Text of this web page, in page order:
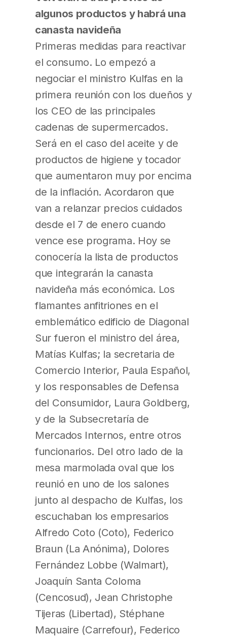
algunos productos y habrá una
canasta navideña
Primeras medidas para reactivar
el consumo. Lo empezó a
negociar el ministro Kulfas en la
primera reunión con los dueños y
los CEO de las principales
cadenas de supermercados.
Será en el caso del aceite y de
productos de higiene y tocador
que aumentaron muy por encima
de la inflación. Acordaron que
van a relanzar precios cuidados
desde el 7 de enero cuando
vence ese programa. Hoy se
conocería la lista de productos
que integrarán la canasta
navideña más económica. Los
flamantes anfitriones en el
emblemático edificio de Diagonal
Sur fueron el ministro del área,
Matías Kulfas​; la secretaria de
Comercio Interior, Paula Español,
y los responsables de Defensa
del Consumidor, Laura Goldberg,
y de la Subsecretaría de
Mercados Internos, entre otros
funcionarios. Del otro lado de la
mesa marmolada oval que los
reunió en uno de los salones
junto al despacho de Kulfas, los
escuchaban los empresarios
Alfredo Coto (Coto), Federico
Braun (La Anónima), Dolores
Fernández Lobbe (Walmart),
Joaquín Santa Coloma
(Cencosud), Jean Christophe
Tijeras (Libertad), Stéphane
Maquaire (Carrefour), Federico